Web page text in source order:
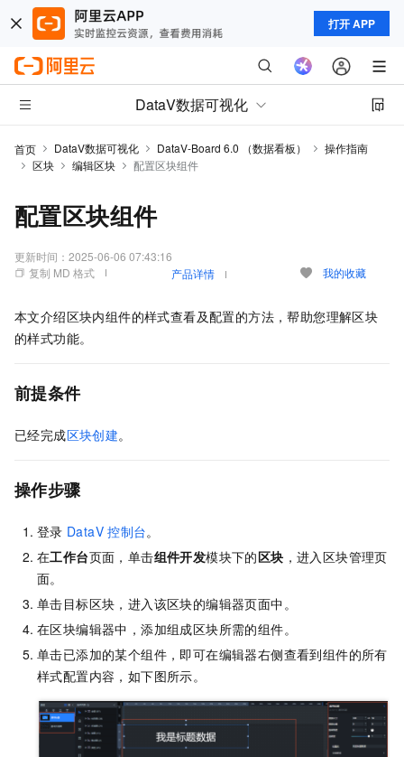
打开 APP
DataV数据可视化
首页 DataV数据可视化 DataV-Board 6.0 （数据看板）
操作指南
区块
编辑区块 配置区块组件
配置区块组件
更新时间： 2025-06-06 07:43:16
复制 MD 格式
产品详情 我的收藏
本文介绍区块内组件的样式查看及配置的方法，帮助您理解区块
的样式功能。
前提条件
已经完成区块创建。
操作步骤
登录 DataV 控制台。
在工作台页面，单击组件开发模块下的区块 ，进入区块管理页
面。
单击目标区块，进入该区块的编辑器页面中。
在区块编辑器中，添加组成区块所需的组件。
单击已添加的某个组件，即可在编辑器右侧查看到组件的所有
样式配置内容，如下图所示。